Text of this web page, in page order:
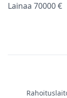
Lainaa 70000 €